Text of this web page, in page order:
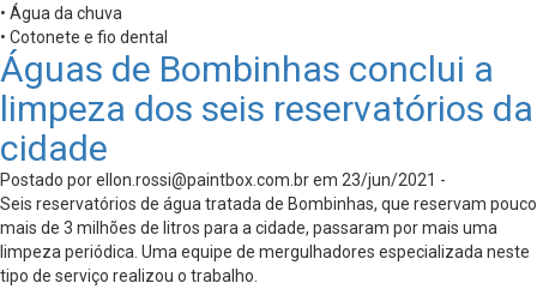
• Água da chuva
• Cotonete e fio dental
Águas de Bombinhas conclui a
limpeza dos seis reservatórios da
cidade
Postado porellon.rossi@paintbox.com.brem 23/jun/2021 -
Seis reservatórios de água tratada de Bombinhas, que reservam pouco
mais de 3 milhões de litros para a cidade, passaram por mais uma
limpeza periódica. Uma equipe de mergulhadores especializada neste
tipo de serviço realizou o trabalho.